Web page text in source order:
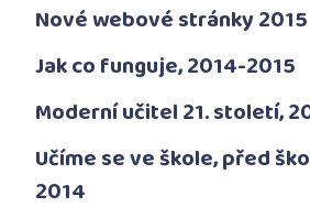
Nové webové stránky 2015
Jak co funguje, 2014-2015
Moderní učitel 21. století,
Učíme se ve škole, před
2014